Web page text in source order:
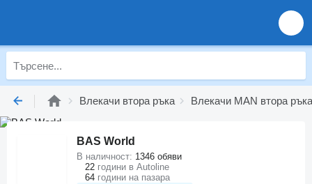
Влекачи втора ръка Влекачи MAN втора ръка
BAS World
В наличност: 1346 обяви
22 години в Autoline
64 години на пазара